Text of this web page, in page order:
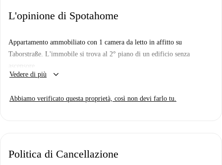
L'opinione di Spotahome
Appartamento ammobiliato con 1 camera da letto in affitto su
Taborstraße. L'immobile si trova al 2° piano di un edificio senza
ascensore.
Vedere di più
keyboard_arrow_down
Abbiamo verificato questa proprietà, così non devi farlo tu.
Politica di Cancellazione